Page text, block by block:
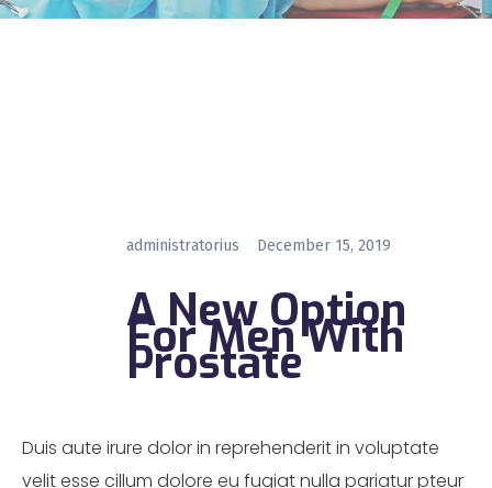
administratorius December 15, 2019
A New Option
For Men With
Prostate
Duis aute irure dolor in reprehenderit in voluptate
velit esse cillum dolore eu fugiat nulla pariatur pteur